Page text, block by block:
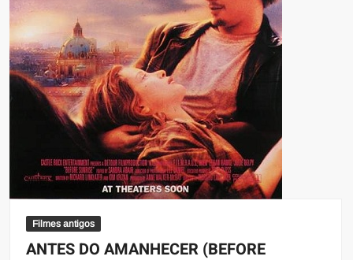
Filmes antigos
ANTES DO AMANHECER (BEFORE